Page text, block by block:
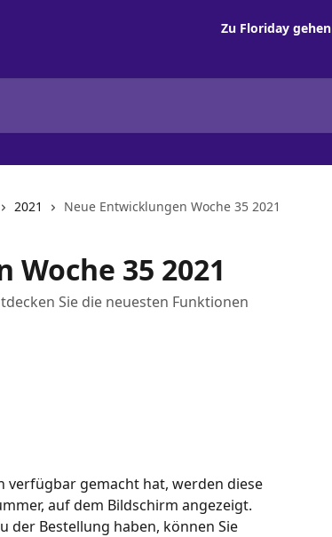
Zu Floriday gehen
2021 Neue Entwicklungen Woche 35 2021
35 2021
Sie die neuesten Funktionen
verfügbar gemacht hat, werden diese
auf dem Bildschirm angezeigt.
der Bestellung haben, können Sie